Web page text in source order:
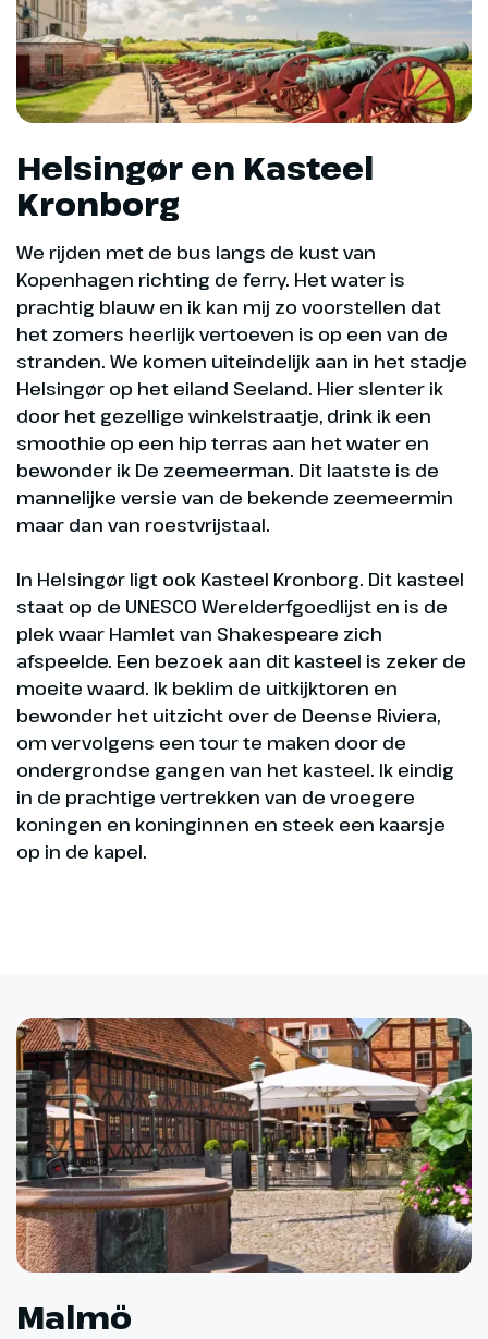
Helsingør en Kasteel
Kronborg
We rijden met de bus langs de kust van
Kopenhagen richting de ferry. Het water is
prachtig blauw en ik kan mij zo voorstellen dat
het zomers heerlijk vertoeven is op een van de
stranden. We komen uiteindelijk aan in het stadje
Helsingør op het eiland Seeland. Hier slenter ik
door het gezellige winkelstraatje, drink ik een
smoothie op een hip terras aan het water en
bewonder ik De zeemeerman. Dit laatste is de
mannelijke versie van de bekende zeemeermin
maar dan van roestvrijstaal.
In Helsingør ligt ook Kasteel Kronborg. Dit kasteel
staat op de UNESCO Werelderfgoedlijst en is de
plek waar Hamlet van Shakespeare zich
afspeelde. Een bezoek aan dit kasteel is zeker de
moeite waard. Ik beklim de uitkijktoren en
bewonder het uitzicht over de Deense Riviera,
om vervolgens een tour te maken door de
ondergrondse gangen van het kasteel. Ik eindig
in de prachtige vertrekken van de vroegere
koningen en koninginnen en steek een kaarsje
op in de kapel.
Malmö